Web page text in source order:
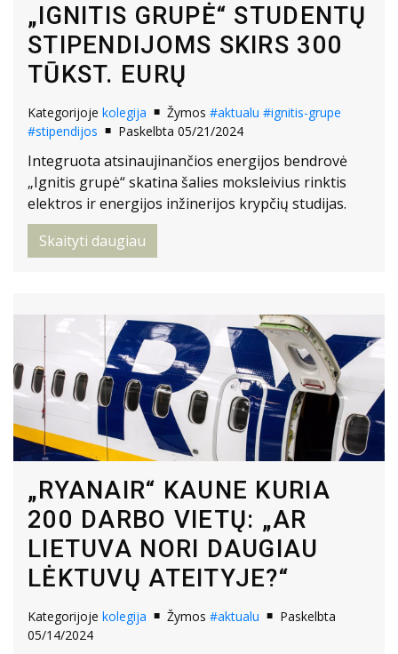
„IGNITIS GRUPĖ“ STUDENTŲ
STIPENDIJOMS SKIRS 300
TŪKST. EURŲ
Kategorijoje kolegija Žymos #aktualu #ignitis-grupe
#stipendijos
Paskelbta 05/21/2024
Integruota atsinaujinančios energijos bendrovė
„Ignitis grupė“ skatina šalies moksleivius rinktis
elektros ir energijos inžinerijos krypčių studijas.
Skaityti daugiau
„RYANAIR“ KAUNE KURIA
200 DARBO VIETŲ: „AR
LIETUVA NORI DAUGIAU
LĖKTUVŲ ATEITYJE?“
Kategorijoje kolegija Žymos #aktualu
Paskelbta
05/14/2024